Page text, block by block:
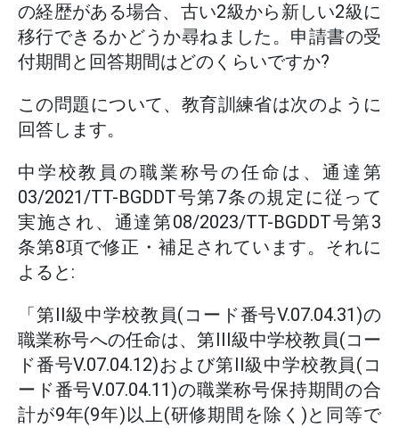
の経歴がある場合、古い2級から新しい2級に
移行できるかどうか尋ねました。申請書の受
付期間と回答期間はどのくらいですか?
この問題について、教育訓練省は次のように
回答します。
中学校教員の職業称号の任命は、通達第
03/2021/TT-BGDDT号第7条の規定に従って
実施され、通達第08/2023/TT-BGDDT号第3
条第8項で修正・補足されています。それに
よると:
「第II級中学校教員(コード番号V.07.04.31)の
職業称号への任命は、第III級中学校教員(コー
ド番号V.07.04.12)および第II級中学校教員(コ
ード番号V.07.04.11)の職業称号保持期間の合
計が9年(9年)以上(研修期間を除く)と同等で